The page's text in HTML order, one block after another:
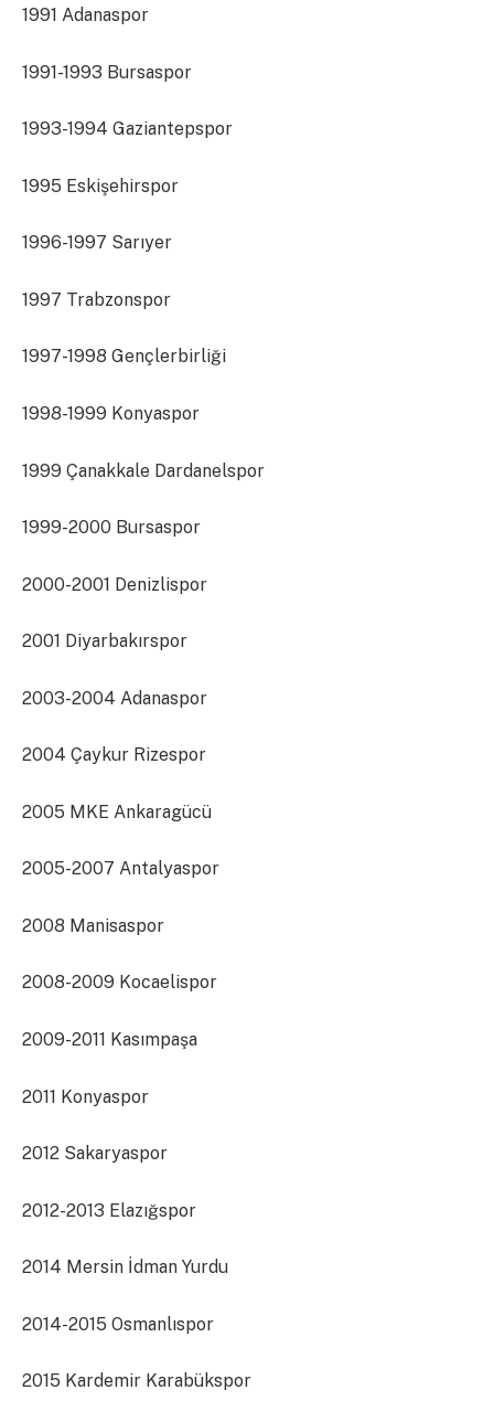
1991 Adanaspor
1991-1993 Bursaspor
1993-1994 Gaziantepspor
1995 Eskişehirspor
1996-1997 Sarıyer
1997 Trabzonspor
1997-1998 Gençlerbirliği
1998-1999 Konyaspor
1999 Çanakkale Dardanelspor
1999-2000 Bursaspor
2000-2001 Denizlispor
2001 Diyarbakırspor
2003-2004 Adanaspor
2004 Çaykur Rizespor
2005 MKE Ankaragücü
2005-2007 Antalyaspor
2008 Manisaspor
2008-2009 Kocaelispor
2009-2011 Kasımpaşa
2011 Konyaspor
2012 Sakaryaspor
2012-2013 Elazığspor
2014 Mersin İdman Yurdu
2014-2015 Osmanlıspor
2015 Kardemir Karabükspor